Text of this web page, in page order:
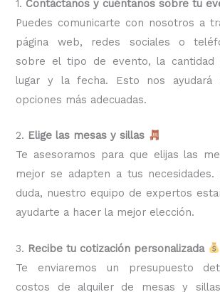
1. Contáctanos y cuéntanos sobre tu
Puedes comunicarte con nosotros a
página web, redes sociales o
sobre el tipo de evento, la cantidad
lugar y la fecha. Esto nos ayudará
opciones más adecuadas.
2. Elige las mesas y sillas
Te asesoramos para que elijas las
mejor se adapten a tus necesidades.
duda, nuestro equipo de expertos
ayudarte a hacer la mejor elección.
3. Recibe tu cotización personalizada
Te enviaremos un presupuesto
costos de alquiler de mesas y